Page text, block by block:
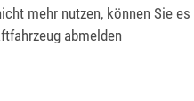
mehr nutzen, können Sie es
abmelden